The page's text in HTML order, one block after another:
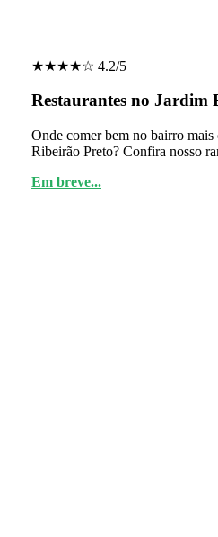
★★★★☆ 4.2/5
Restaurantes no Jardim
Onde comer bem no bairro mais
Ribeirão Preto? Confira nosso
Em breve...